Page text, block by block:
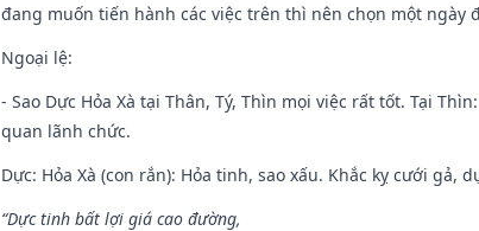
đang muốn tiến hành các việc trên thì nên chọn một ngày
Ngoại lệ:
- Sao Dực Hỏa Xà tại Thân, Tý, Thìn mọi việc rất tốt. Tại
quan lãnh chức.
Dực: Hỏa Xà (con rắn): Hỏa tinh, sao xấu. Khắc kỵ cưới gả,
“Dực tinh bất lợi giá cao đường,